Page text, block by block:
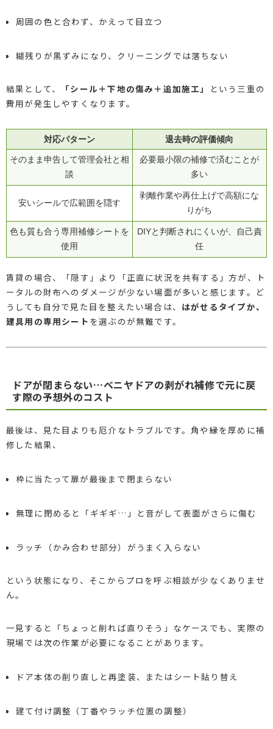
周囲の色と合わず、かえって目立つ
糊残りが黒ずみになり、クリーニングでは落ちない
結果として、 「シール＋下地の傷み＋追加施工」
という三重の
費用が発生しやすくなります。
対応パターン 退去時の評価傾向
そのまま申告して管理会社と相
談
必要最小限の補修で済むことが
多い
安いシールで広範囲を隠す
剥離作業や再仕上げで高額にな
りがち
色も質も合う専用補修シートを
使用
DIYと判断されにくいが、自己責
任
賃貸の場合、「隠す」より「正直に状況を共有する」方が、ト
ータルの財布へのダメージが少ない場面が多いと感じます。ど
うしても自分で見た目を整えたい場合は、 はがせるタイプか、
建具用の専用シート を選ぶのが無難です。
ドアが閉まらない…ベニヤドアの剥がれ補修で元に戻
す際の予想外のコスト
最後は、見た目よりも厄介なトラブルです。角や縁を厚めに補
修した結果、
枠に当たって扉が最後まで閉まらない
無理に閉めると「ギギギ…」と音がして表面がさらに傷む
ラッチ（かみ合わせ部分）がうまく入らない
という状態になり、そこからプロを呼ぶ相談が少なくありませ
ん。
一見すると「ちょっと削れば直りそう」なケースでも、実際の
現場では次の作業が必要になることがあります。
ドア本体の削り直しと再塗装、またはシート貼り替え
建て付け調整（丁番やラッチ位置の調整）